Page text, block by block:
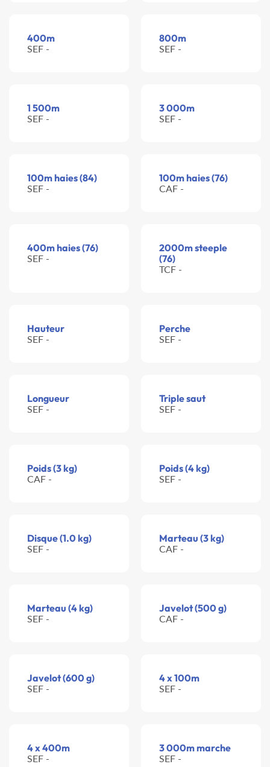
400m
SEF -
800m
SEF -
1 500m
SEF -
3 000m
SEF -
100m haies (84)
SEF -
100m haies (76)
CAF -
400m haies (76)
SEF -
2000m steeple
(76)
TCF -
Hauteur
SEF -
Perche
SEF -
Longueur
SEF -
Triple saut
SEF -
Poids (3 kg)
CAF -
Poids (4 kg)
SEF -
Disque (1.0 kg)
SEF -
Marteau (3 kg)
CAF -
Marteau (4 kg)
SEF -
Javelot (500 g)
CAF -
Javelot (600 g)
SEF -
4 x 100m
SEF -
4 x 400m
SEF -
3 000m marche
SEF -